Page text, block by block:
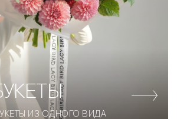
ИЗ ОДНОГО ВИДА